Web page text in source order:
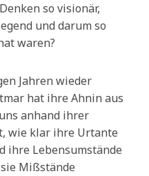
so visionär,
und darum so
waren?
Jahren wieder
hat ihre Ahnin aus
anhand ihrer
wie klar ihre Urtante
ihre Lebensumstände
Mißstände